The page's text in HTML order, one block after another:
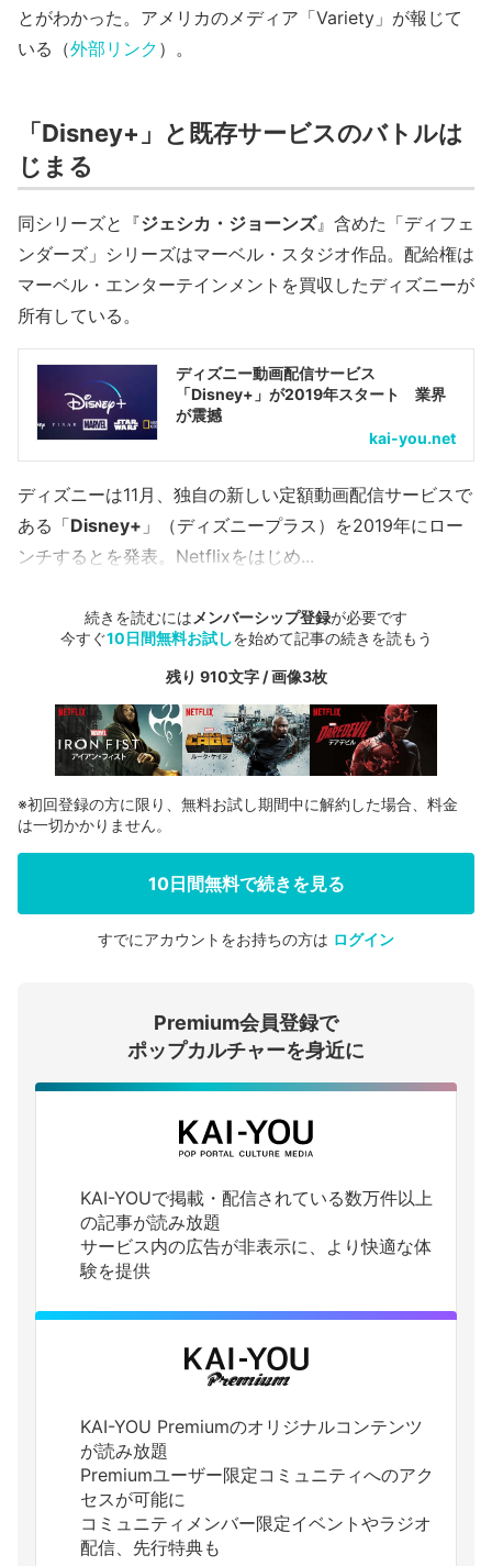
とがわかった。アメリカのメディア「Variety」が報じて
いる（外部リンク ）。
「Disney+」と既存サービスのバトルは
じまる
同シリーズと『ジェシカ・ジョーンズ』含めた「ディフェ
ンダーズ」シリーズはマーベル・スタジオ作品。配給権は
マーベル・エンターテインメントを買収したディズニーが
所有している。
ディズニー動画配信サービス
「Disney+」が2019年スタート 業界
が震撼
kai-you.net
ディズニーは11月、独自の新しい定額動画配信サービスで
ある「Disney+ 」（ディズニープラス）を2019年にロー
ンチするとを発表。Netflixをはじめ...
続きを読むには メンバーシップ登録が必要です
今すぐ10日間無料お試しを始めて記事の続きを読もう
残り 910文字 / 画像3枚
会員登録する
ログインする
※初回登録の方に限り、無料お試し期間中に解約した場合、料金
は一切かかりません。
10日間無料で続きを見る
すでにアカウントをお持ちの方は ログイン
Premium会員登録で
ポップカルチャーを身近に
KAI-YOUで掲載・配信されている数万件以上
の記事が読み放題
サービス内の広告が非表示に、より快適な体
験を提供
KAI-YOU Premiumのオリジナルコンテンツ
が読み放題
Premiumユーザー限定コミュニティへのアク
セスが可能に
コミュニティメンバー限定イベントやラジオ
配信、先行特典も